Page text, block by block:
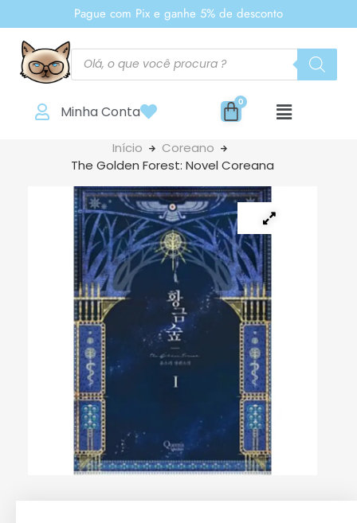
Pague com Pix e ganhe 5% de desconto
Minha Conta
Início
Coreano
The Golden Forest: Novel Coreana